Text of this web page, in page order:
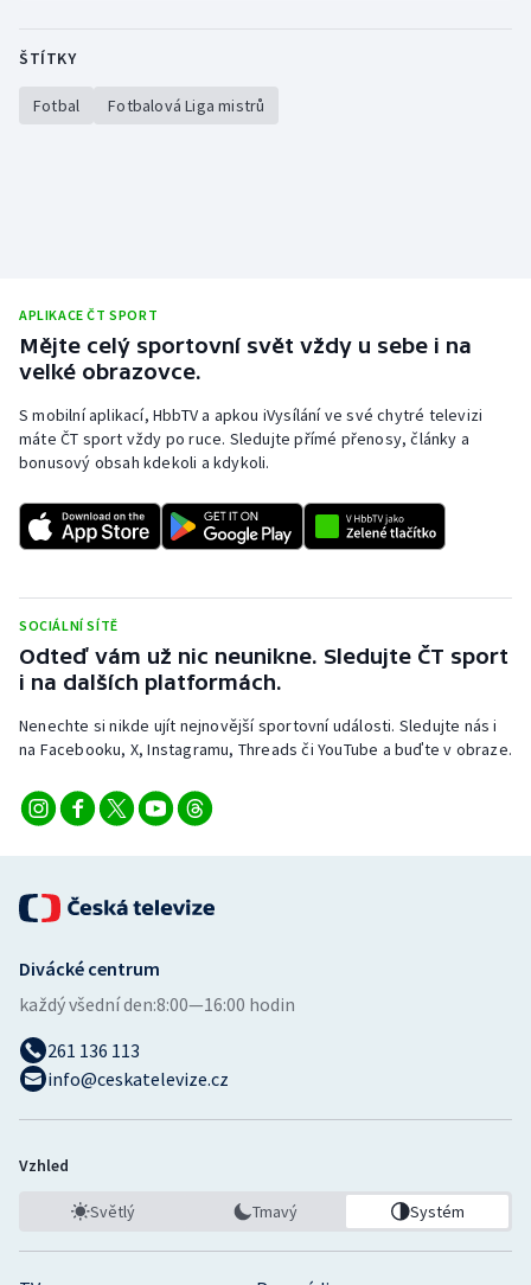
ŠTÍTKY
Fotbal Fotbalová Liga mistrů
APLIKACE ČT SPORT
Mějte celý sportovní svět vždy u sebe i na
velké obrazovce.
S mobilní aplikací, HbbTV a apkou iVysílání ve své chytré televizi
máte ČT sport vždy po ruce. Sledujte přímé přenosy, články a
bonusový obsah kdekoli a kdykoli.
SOCIÁLNÍ SÍTĚ
Odteď vám už nic neunikne. Sledujte ČT sport
i na dalších platformách.
Nenechte si nikde ujít nejnovější sportovní události. Sledujte nás i
na Facebooku, X, Instagramu, Threads či YouTube a buďte v obraze.
Divácké centrum
každý všední den:8:00—16:00 hodin
261 136 113
info@ceskatelevize.cz
Vzhled
Světlý Tmavý Systém